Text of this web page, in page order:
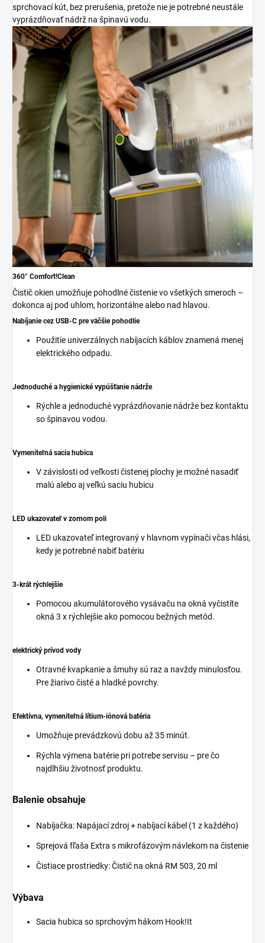
sprchovací kút, bez prerušenia, pretože nie je potrebné neustále
vyprázdňovať nádrž na špinavú vodu.
360° Comfort!Clean
Čistič okien umožňuje pohodlné čistenie vo všetkých smeroch –
dokonca aj pod uhlom, horizontálne alebo nad hlavou.
Nabíjanie cez USB-C pre väčšie pohodlie
Použitie univerzálnych nabíjacích káblov znamená menej
elektrického odpadu.
Jednoduché a hygienické vypúšťanie nádrže
Rýchle a jednoduché vyprázdňovanie nádrže bez kontaktu
so špinavou vodou.
Vymeniteľná sacia hubica
V závislosti od veľkosti čistenej plochy je možné nasadiť
malú alebo aj veľkú saciu hubicu
LED ukazovateľ v zornom poli
LED ukazovateľ integrovaný v hlavnom vypínači včas hlási,
kedy je potrebné nabiť batériu
3-krát rýchlejšie
Pomocou akumulátorového vysávaču na okná vyčistíte
okná 3 x rýchlejšie ako pomocou bežných metód.
elektrický prívod vody
Otravné kvapkanie a šmuhy sú raz a navždy minulosťou.
Pre žiarivo čisté a hladké povrchy.
Efektívna, vymeniteľná lítium-iónová batéria
Umožňuje prevádzkovú dobu až 35 minút.
Rýchla výmena batérie pri potrebe servisu – pre čo
najdlhšiu životnosť produktu.
Balenie obsahuje
Nabíjačka: Napájací zdroj + nabíjací kábel (1 z každého)
Sprejová fľaša Extra s mikrofázovým návlekom na čistenie
Čistiace prostriedky: Čistič na okná RM 503, 20 ml
Výbava
Sacia hubica so sprchovým hákom Hook!It